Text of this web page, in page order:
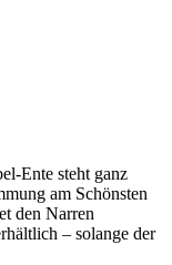
Ente steht ganz
am Schönsten
den Narren
– solange der